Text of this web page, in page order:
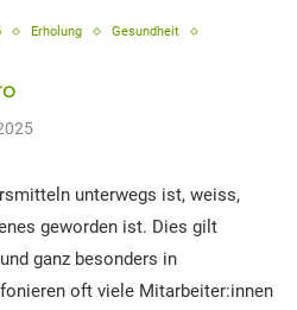
Erholung
Gesundheit
unterwegs ist, weiss,
geworden ist. Dies gilt
ganz besonders in
oft viele Mitarbeiter:innen